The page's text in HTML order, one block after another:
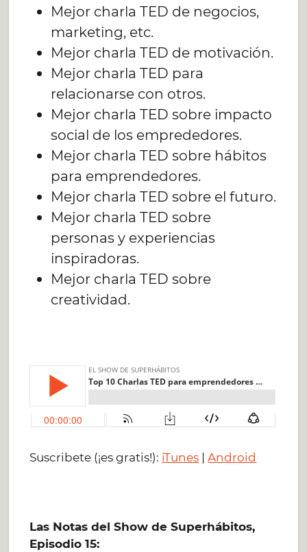
Mejor charla TED de negocios,
marketing, etc.
Mejor charla TED de motivación.
Mejor charla TED para
relacionarse con otros.
Mejor charla TED sobre impacto
social de los emprededores.
Mejor charla TED sobre hábitos
para emprendedores.
Mejor charla TED sobre el futuro.
Mejor charla TED sobre
personas y experiencias
inspiradoras.
Mejor charla TED sobre
creatividad.
Suscribete (¡es gratis!): iTunes |Android
Las Notas del Show de Superhábitos,
Episodio 15: